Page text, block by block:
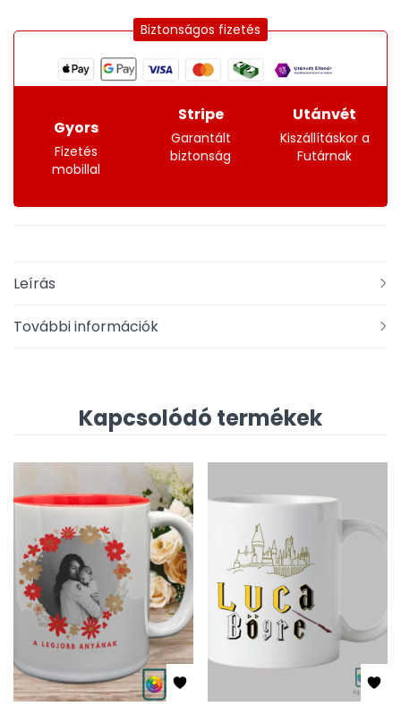
Biztonságos fizetés
Gyors
Fizetés
mobillal
Stripe
Garantált
biztonság
Utánvét
Kiszállításkor a
Futárnak
Leírás
További információk
Kapcsolódó termékek